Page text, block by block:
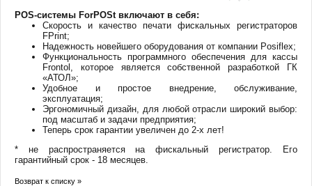
POS-системы ForPOSt включают в себя:
Скорость и качество печати фискальных регистраторов
FPrint;
Надежность новейшего оборудования от компании Posiflex;
Функциональность программного обеспечения для кассы
Frontol, которое является собственной разработкой ГК
«АТОЛ»;
Удобное и простое внедрение, обслуживание,
эксплуатация;
Эргономичный дизайн, для любой отрасли широкий выбор:
под масштаб и задачи предприятия;
Теперь срок гарантии увеличен до 2-х лет!
* не распространяется на фискальный регистратор. Его
гарантийный срок - 18 месяцев.
Возврат к списку »